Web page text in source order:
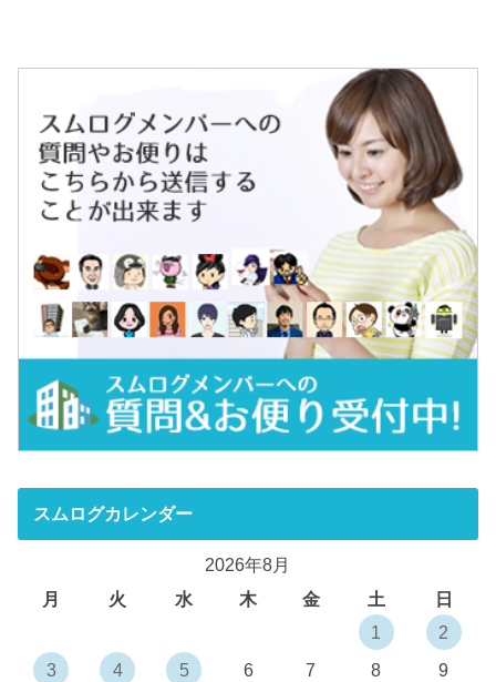
スムログカレンダー
2026年8月
月
火 水 木 金 土
日
1
2
3
4 5 6 7 8
9